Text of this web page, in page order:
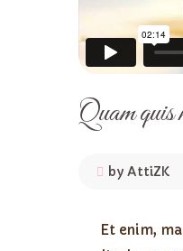
Quam quis
by AttiZK
Et enim,